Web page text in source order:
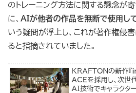
のトレーニング方法に関する懸念が
に、 AIが他者の作品を無断で使用し
いう疑問が浮上し、これが著作権侵
ると指摘されていました。
KRAFTONの新作
ACEを採用し、次世
AI技術でキャラクタ